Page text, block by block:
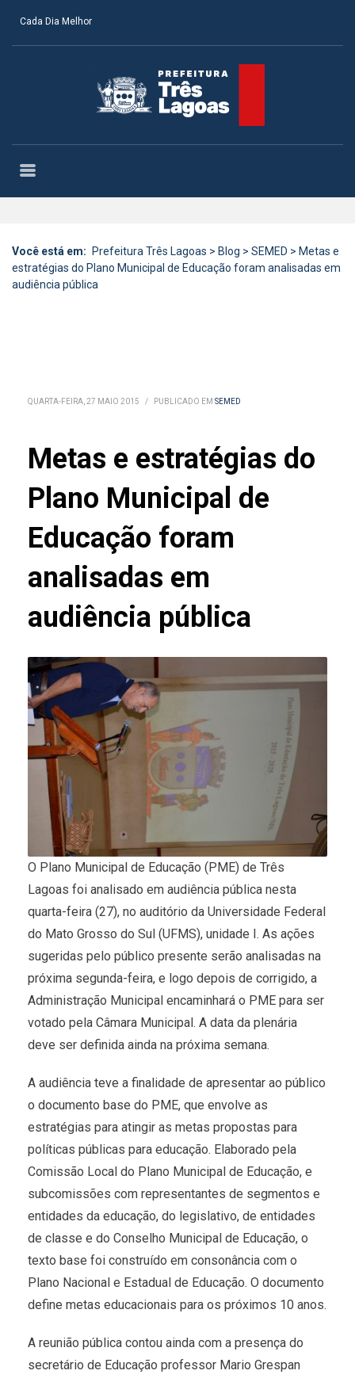
Cada Dia Melhor
Você está em: Prefeitura Três Lagoas > Blog > SEMED > Metas e
estratégias do Plano Municipal de Educação foram analisadas em
audiência pública
QUARTA-FEIRA, 27 MAIO 2015 / PUBLICADO EM SEMED
Metas e estratégias do
Plano Municipal de
Educação foram
analisadas em
audiência pública
O Plano Municipal de Educação (PME) de Três
Lagoas foi analisado em audiência pública nesta
quarta-feira (27), no auditório da Universidade Federal
do Mato Grosso do Sul (UFMS), unidade I. As ações
sugeridas pelo público presente serão analisadas na
próxima segunda-feira, e logo depois de corrigido, a
Administração Municipal encaminhará o PME para ser
votado pela Câmara Municipal. A data da plenária
deve ser definida ainda na próxima semana.
A audiência teve a finalidade de apresentar ao público
o documento base do PME, que envolve as
estratégias para atingir as metas propostas para
políticas públicas para educação. Elaborado pela
Comissão Local do Plano Municipal de Educação, e
subcomissões com representantes de segmentos e
entidades da educação, do legislativo, de entidades
de classe e do Conselho Municipal de Educação, o
texto base foi construído em consonância com o
Plano Nacional e Estadual de Educação. O documento
define metas educacionais para os próximos 10 anos.
A reunião pública contou ainda com a presença do
secretário de Educação professor Mario Grespan